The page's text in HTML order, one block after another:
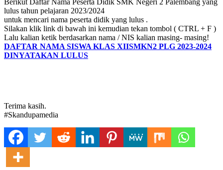
Berikut Daftar Nama Peserta Didik SMK Negeri 2 Palembang yang
lulus tahun pelajaran 2023/2024
untuk mencari nama peserta didik yang lulus .
Silakan klik link di bawah ini kemudian tekan tombol ( CTRL + F )
Lalu kalian ketik berdasarkan nama / NIS kalian masing- masing!
DAFTAR NAMA SISWA KLAS XIISMKN2 PLG 2023-2024
DINYATAKAN LULUS
Terima kasih.
#Skandupamedia